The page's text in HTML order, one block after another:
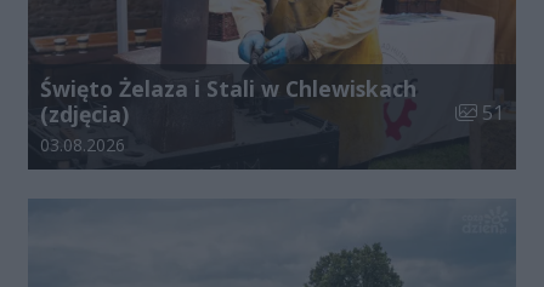
Święto Żelaza i Stali w Chlewiskach
(zdjęcia)
Liczba
51
Data dodania galerii:
03.08.2026